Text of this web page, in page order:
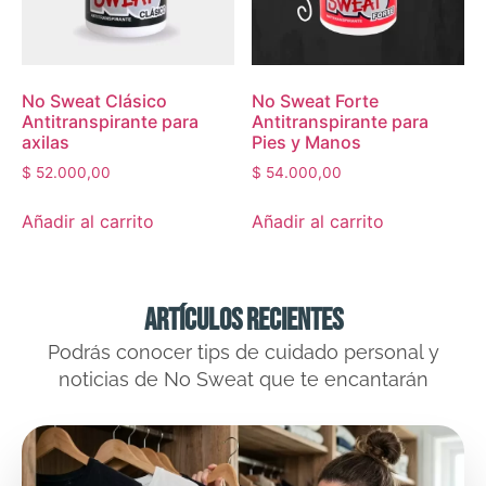
No Sweat Clásico
Antitranspirante para
axilas
$ 52.000,00
Añadir al carrito
No Sweat Forte
Antitranspirante para
Pies y Manos
$ 54.000,00
Añadir al carrito
ARTÍCULOS RECIENTES
Podrás conocer tips de cuidado personal y
noticias de No Sweat que te encantarán